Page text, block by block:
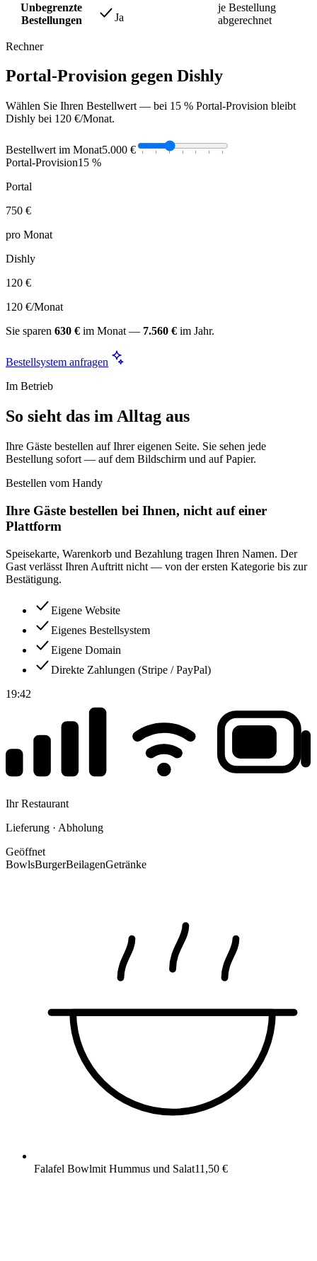
Unbegrenzte
Bestellungen
Ja
je Bestellung
abgerechnet
Rechner
Portal-Provision gegen Dishly
Wählen Sie Ihren Bestellwert — bei 15 % Portal-Provision bleibt
Dishly bei 120 €/Monat.
Bestellwert im Monat5.000 €
Portal-Provision15 %
Portal
750 €
pro Monat
Dishly
120 €
120 €/Monat
Sie sparen 630 € im Monat — 7.560 € im Jahr.
Bestellsystem anfragen
Im Betrieb
So sieht das im Alltag aus
Ihre Gäste bestellen auf Ihrer eigenen Seite. Sie sehen jede
Bestellung sofort — auf dem Bildschirm und auf Papier.
Bestellen vom Handy
Ihre Gäste bestellen bei Ihnen, nicht auf einer
Plattform
Speisekarte, Warenkorb und Bezahlung tragen Ihren Namen. Der
Gast verlässt Ihren Auftritt nicht — von der ersten Kategorie bis zur
Bestätigung.
Eigene Website
Eigenes Bestellsystem
Eigene Domain
Direkte Zahlungen (Stripe / PayPal)
19:42
Ihr Restaurant
Lieferung · Abholung
Geöffnet
BowlsBurgerBeilagenGetränke
Falafel Bowlmit Hummus und Salat11,50 €